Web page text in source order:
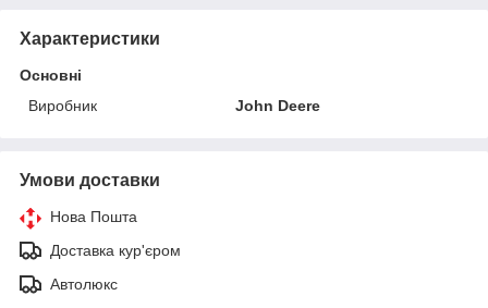
Характеристики
Основні
Виробник
John Deere
Умови доставки
Нова Пошта
Доставка кур'єром
Автолюкс